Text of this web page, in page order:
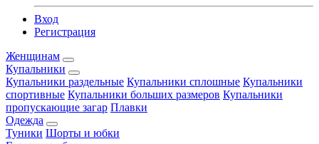
Вход
Регистрация
Женщинам
Купальники
Купальники раздельные Купальники сплошные Купальники
спортивные Купальники больших размеров Купальники
пропускающие загар Плавки
Одежда
Туники Шорты и юбки